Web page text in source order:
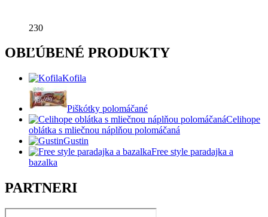
230
OBĽÚBENÉ PRODUKTY
Kofila
Piškótky polomáčané
Celihope
oblátka s mliečnou náplňou polomáčaná
Gustin
Free style paradajka a
bazalka
PARTNERI